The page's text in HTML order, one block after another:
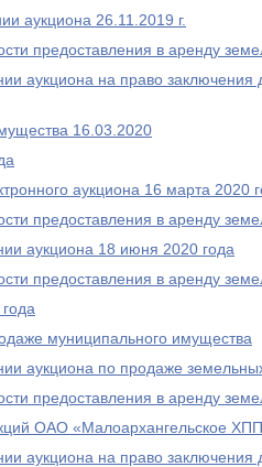
аукциона 26.11.2019 г.
предоставления в аренду
аукциона на право заключения
16.03.2020
аукциона 16 марта
предоставления в аренду
аукциона 18 июня 2020 года
предоставления в аренду
муниципального имущества
аукциона по продаже
предоставления в аренду
ОАО «Малоархангельское
аукциона на право заключения